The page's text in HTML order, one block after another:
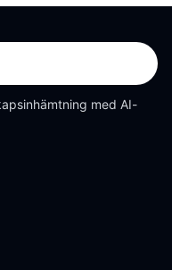
med AI-